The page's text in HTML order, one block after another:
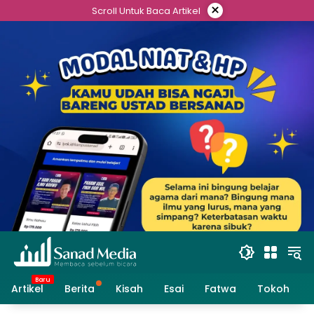
Scroll Untuk Baca Artikel ×
Artikel Berita Kisah Esai Fatwa Tokoh